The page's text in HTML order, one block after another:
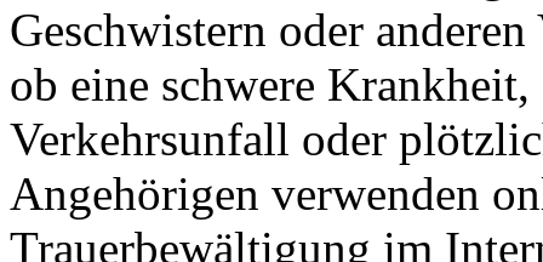
Geschwistern oder
ob eine schwere
Verkehrsunfall oder
Angehörigen verwenden
Trauerbewältigung im